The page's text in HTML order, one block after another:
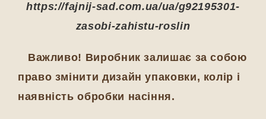
https://fajnij-sad.com.ua/ua/g92195301-
zasobi-zahistu-roslin
Важливо! Виробник залишає за собою
право змінити дизайн упаковки, колір і
наявність обробки насіння.